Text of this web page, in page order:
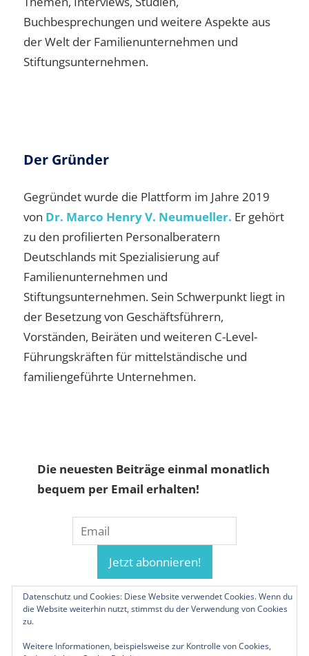
Buchbesprechungen und weitere Aspekte aus
der Welt der Familienunternehmen und
Stiftungsunternehmen.
Der Gründer
Gegründet wurde die Plattform im Jahre 2019
von Dr. Marco Henry V. Neumueller. Er gehört
zu den profilierten Personalberatern
Deutschlands mit Spezialisierung auf
Familienunternehmen und
Stiftungsunternehmen. Sein Schwerpunkt liegt in
der Besetzung von Geschäftsführern,
Vorständen, Beiräten und weiteren C-Level-
Führungskräften für mittelständische und
familiengeführte Unternehmen.
Die neuesten Beiträge einmal monatlich
bequem per Email erhalten!
Datenschutz und Cookies: Diese Website verwendet Cookies. Wenn du
die Website weiterhin nutzt, stimmst du der Verwendung von Cookies
zu.
Weitere Informationen, beispielsweise zur Kontrolle von Cookies,